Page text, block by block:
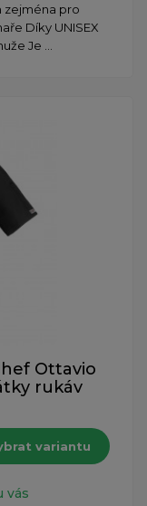
zejména pro
Díky UNISEX
Je ...
Ottavio
rukáv
variantu
vás